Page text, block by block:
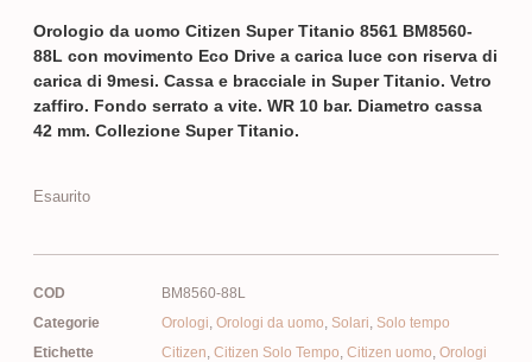
Orologio da uomo Citizen Super Titanio 8561 BM8560-
88L con movimento Eco Drive a carica luce con riserva di
carica di 9mesi. Cassa e bracciale in Super Titanio. Vetro
zaffiro. Fondo serrato a vite. WR 10 bar. Diametro cassa
42 mm. Collezione Super Titanio.
Esaurito
COD
BM8560-88L
Categorie
Orologi Orologi da uomo Solari Solo tempo
Etichette
Citizen Citizen Solo Tempo Citizen uomo Orologi